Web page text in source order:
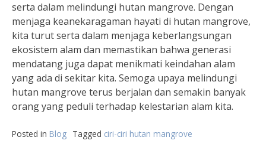
serta dalam melindungi hutan mangrove. Dengan
menjaga keanekaragaman hayati di hutan mangrove,
kita turut serta dalam menjaga keberlangsungan
ekosistem alam dan memastikan bahwa generasi
mendatang juga dapat menikmati keindahan alam
yang ada di sekitar kita. Semoga upaya melindungi
hutan mangrove terus berjalan dan semakin banyak
orang yang peduli terhadap kelestarian alam kita.
Posted in Blog Tagged ciri-ciri hutan mangrove